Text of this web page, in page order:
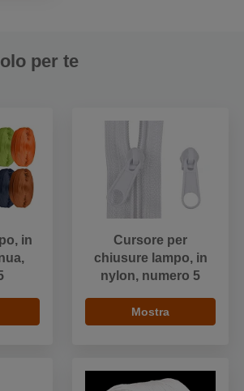
per te
in
Cursore per
chiusure lampo, in
nylon, numero 5
Mostra